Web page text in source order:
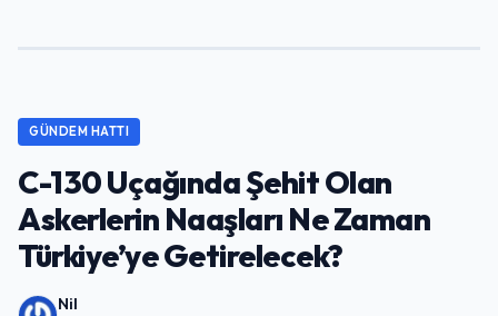
GÜNDEM HATTI
C-130 Uçağında Şehit Olan
Askerlerin Naaşları Ne Zaman
Türkiye’ye Getirelecek?
Nil